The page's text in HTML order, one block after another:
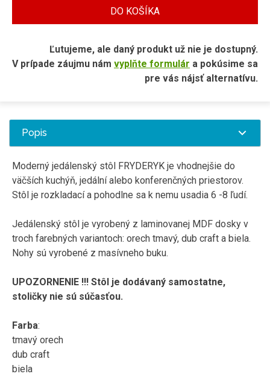
DO KOŠÍKA
Ľutujeme, ale daný produkt už nie je dostupný.
V prípade záujmu nám vyplňte formulár a pokúsime sa
pre vás nájsť alternatívu.
Popis
Moderný jedálenský stôl FRYDERYK je vhodnejšie do
väčších kuchýň, jedální alebo konferenčných priestorov.
Stôl je rozkladací a pohodlne sa k nemu usadia 6 -8 ľudí.
Jedálenský stôl je vyrobený z laminovanej MDF dosky v
troch farebných variantoch: orech tmavý, dub craft a biela.
Nohy sú vyrobené z masívneho buku.
UPOZORNENIE !!! Stôl je dodávaný samostatne,
stoličky nie sú súčasťou.
Farba:
tmavý orech
dub craft
biela